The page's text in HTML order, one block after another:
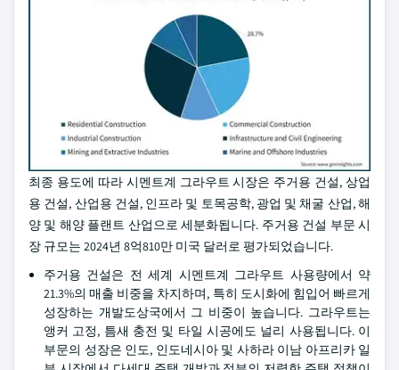
최종 용도에 따라 시멘트계 그라우트 시장은 주거용 건설, 상업
용 건설, 산업용 건설, 인프라 및 토목공학, 광업 및 채굴 산업, 해
양 및 해양 플랜트 산업으로 세분화됩니다. 주거용 건설 부문 시
장 규모는 2024년 8억810만 미국 달러로 평가되었습니다.
주거용 건설은 전 세계 시멘트계 그라우트 사용량에서 약
21.3%의 매출 비중을 차지하며, 특히 도시화에 힘입어 빠르게
성장하는 개발도상국에서 그 비중이 높습니다. 그라우트는
앵커 고정, 틈새 충전 및 타일 시공에도 널리 사용됩니다. 이
부문의 성장은 인도, 인도네시아 및 사하라 이남 아프리카 일